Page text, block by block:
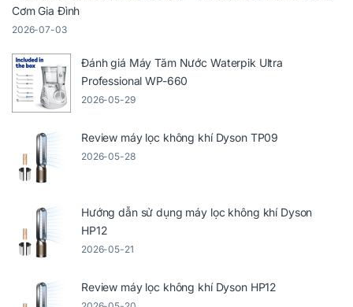
Cơm Gia Đình
2026-07-03
Đánh giá Máy Tăm Nước Waterpik Ultra
Professional WP-660
2026-05-29
Review máy lọc không khí Dyson TP09
2026-05-28
Hướng dẫn sử dụng máy lọc không khí Dyson
HP12
2026-05-21
Review máy lọc không khí Dyson HP12